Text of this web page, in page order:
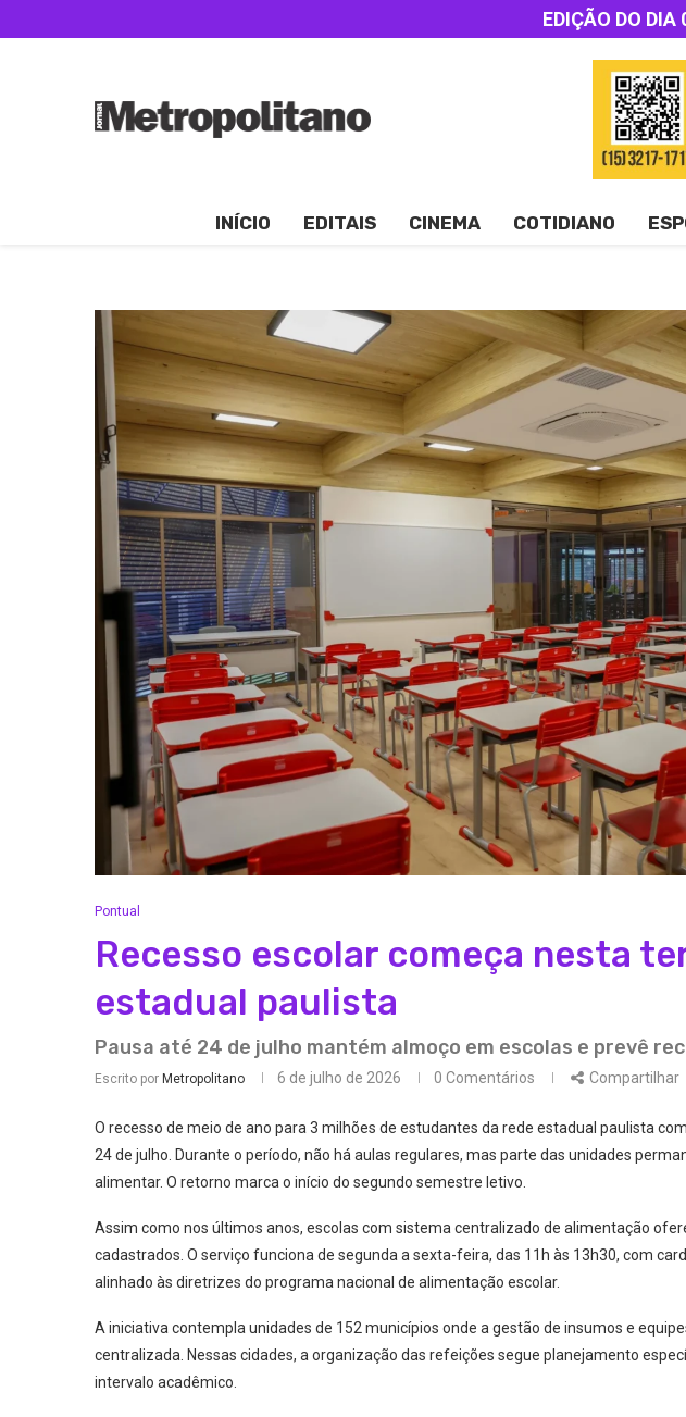
EDIÇÃO DO
INÍCIO EDITAIS CINEMA COTIDIANO
Pontual
Recesso escolar começa nesta
estadual paulista
Pausa até 24 de julho mantém almoço em escolas e prevê
Escrito por Metropolitano 6 de julho de 2026 0 Comentários Compartilhar
O recesso de meio de ano para 3 milhões de estudantes da rede estadual paulista
24 de julho. Durante o período, não há aulas regulares, mas parte das unidades
alimentar. O retorno marca o início do segundo semestre letivo.
Assim como nos últimos anos, escolas com sistema centralizado de alimentação
cadastrados. O serviço funciona de segunda a sexta-feira, das 11h às 13h30, com
alinhado às diretrizes do programa nacional de alimentação escolar.
A iniciativa contempla unidades de 152 municípios onde a gestão de insumos e
centralizada. Nessas cidades, a organização das refeições segue planejamento
intervalo acadêmico.